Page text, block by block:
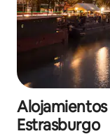
Estrasburgo